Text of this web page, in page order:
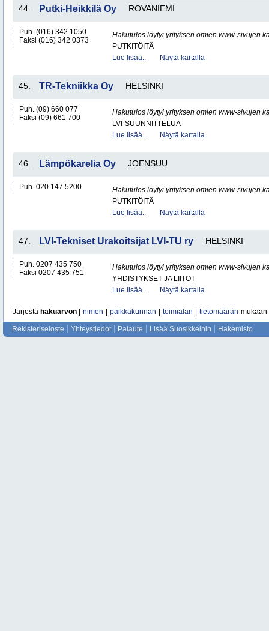
44. Putki-Heikkilä Oy ROVANIEMI
Puh. (016) 342 1050
Faksi (016) 342 0373
Hakutulos löytyi yrityksen omien www-sivujen
PUTKITÖITÄ
Lue lisää..
Näytä kartalla
45. TR-Tekniikka Oy HELSINKI
Puh. (09) 660 077
Faksi (09) 661 700
Hakutulos löytyi yrityksen omien www-sivujen
LVI-SUUNNITTELUA
Lue lisää..
Näytä kartalla
46. Lämpökarelia Oy JOENSUU
Puh. 020 147 5200
Hakutulos löytyi yrityksen omien www-sivujen
PUTKITÖITÄ
Lue lisää..
Näytä kartalla
47. LVI-Tekniset Urakoitsijat LVI-TU ry HELSINKI
Puh. 0207 435 750
Faksi 0207 435 751
Hakutulos löytyi yrityksen omien www-sivujen
YHDISTYKSET JA LIITOT
Lue lisää..
Näytä kartalla
Järjestä hakuarvon nimen paikkakunnan toimialan tietomäärän mukaan
Rekisteriseloste Yhteystiedot Palaute Lisää Suosikkeihin Hakemisto